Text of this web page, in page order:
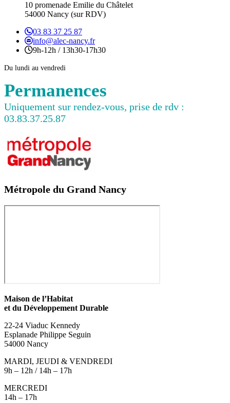
10 promenade Emilie du Châtelet
54000 Nancy (sur RDV)
03 83 37 25 87
info@alec-nancy.fr
9h-12h / 13h30-17h30
Du lundi au vendredi
Permanences
Uniquement sur rendez-vous, prise de rdv :
03.83.37.25.87
Métropole du Grand Nancy
Maison de l’Habitat
et du Développement Durable
22-24 Viaduc Kennedy
Esplanade Philippe Seguin
54000 Nancy
MARDI, JEUDI & VENDREDI
9h – 12h / 14h – 17h
MERCREDI
14h – 17h